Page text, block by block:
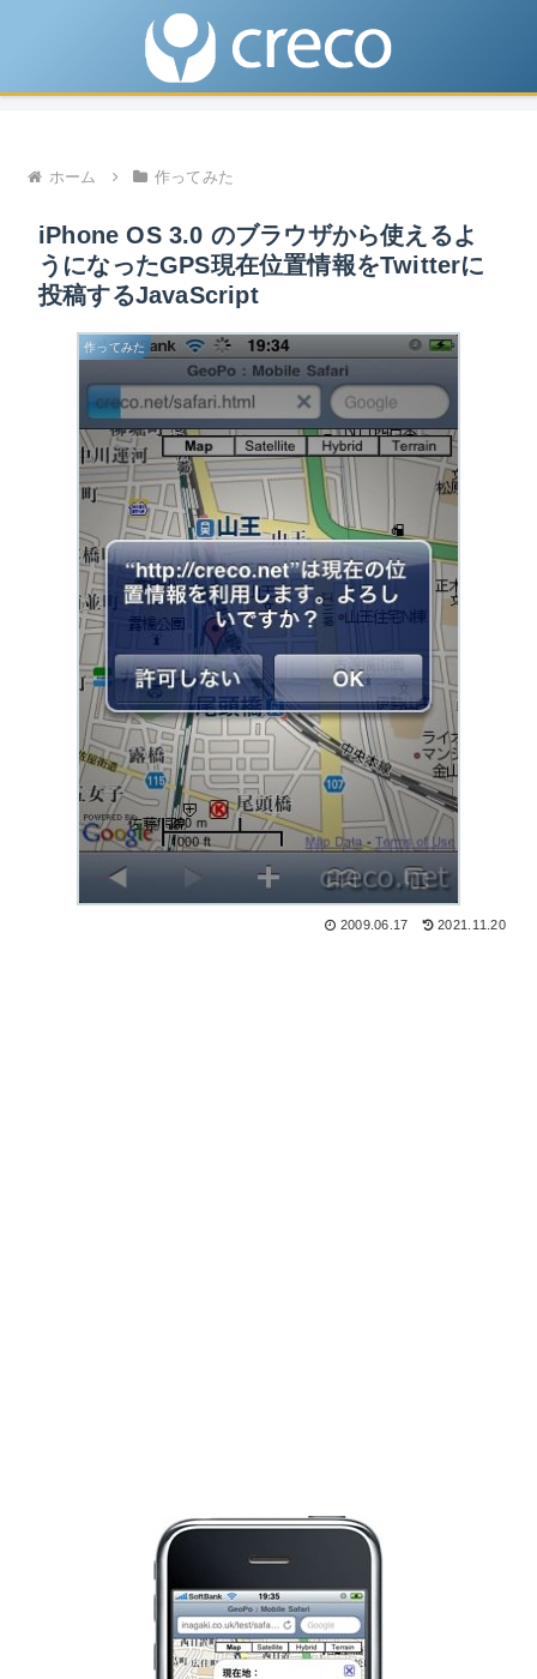
ホーム 作ってみた
iPhone OS 3.0 のブラウザから使えるよ
うになったGPS現在位置情報をTwitterに
投稿するJavaScript
作ってみた
2009.06.17 2021.11.20